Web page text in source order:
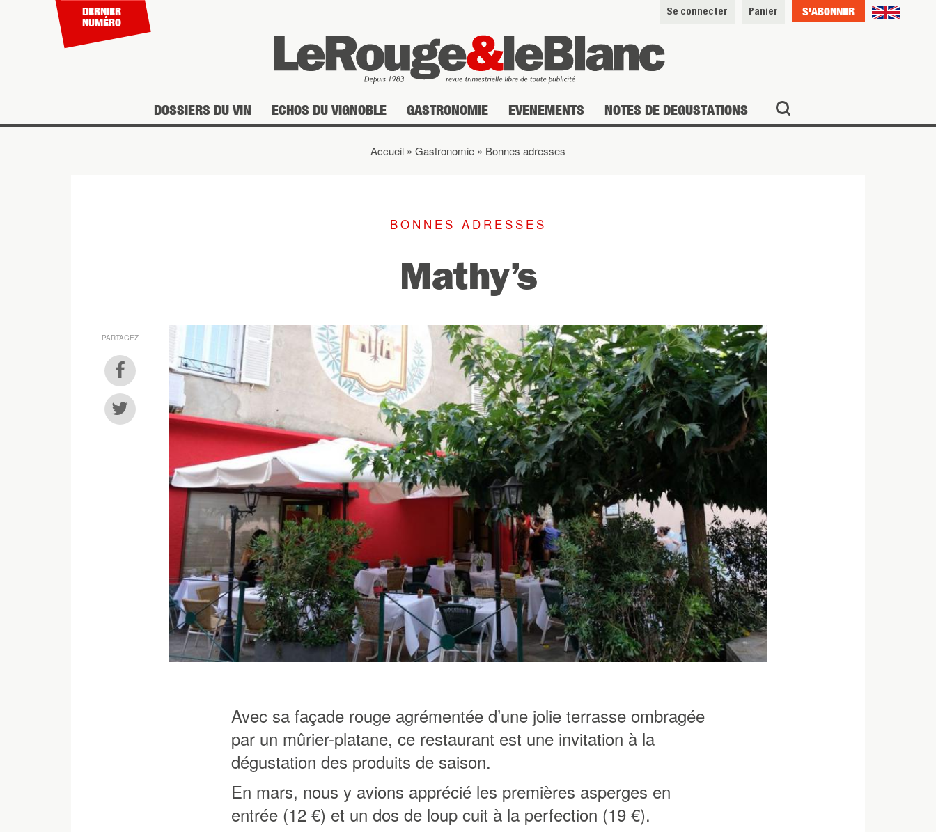
DERNIER
NUMÉRO
S'ABONNER
Panier
Se connecter
DOSSIERS DU VIN ECHOS DU VIGNOBLE GASTRONOMIE EVENEMENTS NOTES DE DEGUSTATIONS
Accueil » Gastronomie » Bonnes adresses
BONNES ADRESSES
Mathy’s
PARTAGEZ
Avec sa façade rouge agrémentée d’une jolie terrasse ombragée
par un mûrier-platane, ce restaurant est une invitation à la
dégustation des produits de saison.
En mars, nous y avions apprécié les premières asperges en
entrée (12 €) et un dos de loup cuit à la perfection (19 €).